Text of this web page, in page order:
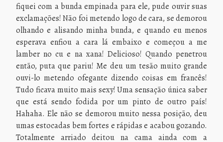
fiquei com a bunda empinada para ele, pude ouvir suas
exclamações! Não foi metendo logo de cara, se demorou
olhando e alisando minha bunda, e quando eu menos
esperava enfiou a cara lá embaixo e começou a me
lamber no cu e na xana! Delicioso! Quando penetrou
então, puta que pariu! Me deu um tesão muito grande
ouvi-lo metendo ofegante dizendo coisas em francês!
Tudo ficava muito mais sexy! Uma sensação única saber
que está sendo fodida por um pinto de outro país!
Hahaha. Ele não se demorou muito nessa posição, deu
umas estocadas bem fortes e rápidas e acabou gozando.
Totalmente arriado deitou na cama ainda com a